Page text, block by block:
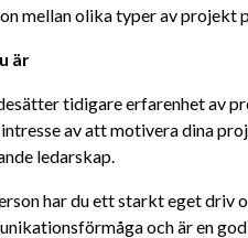
mellan olika typer av projekt
är
tidigare erfarenhet av
av att motivera dina
ledarskap.
har du ett starkt eget driv
och är en